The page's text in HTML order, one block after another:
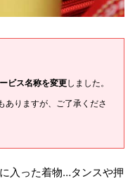
ビス名称を変更しました。
ありますが、ご了承くださ
入った着物…タンスや押